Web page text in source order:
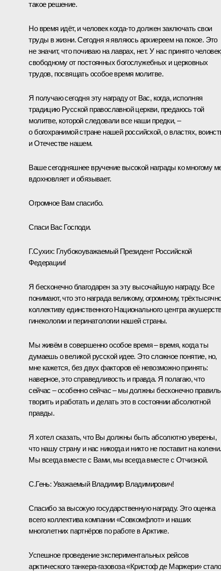
такое решение.
Но время идёт, и человек когда-то должен заключать свои
труды в жизни. Сегодня я являюсь архиереем на покое. Это
не значит, что почиваю на лаврах, нет. У нас принято
свободному от постоянных богослужебных и церковных
трудов, посвящать особое время молитве.
Я получаю сегодня эту награду от Вас, когда, исполняя
традицию Русской православной церкви, предаюсь той
молитве, которой следовали все наши предки, –
о богохранимой стране нашей российской, о властях,
и Отечестве нашем.
Ваше сегодняшнее вручение высокой награды ко многому
вдохновляет и обязывает.
Огромное Вам спасибо.
Спаси Вас Господи.
Г.Сухих: Глубокоуважаемый Президент Российской
Федерации!
Я бесконечно благодарен за эту высочайшую награду. Все
понимают, что это награда великому, огромному,
коллективу единственного Национального центра
гинекологии и перинатологии нашей страны.
Мы живём в совершенно особое время – время, когда ты
думаешь о великой русской идее. Это сложное понятие, но,
мне кажется, без двух факторов её невозможно принять:
наверное, это справедливость и правда. Я полагаю, что
сейчас – особенно сейчас – мы должны бесконечно
творить и работать и делать это в состоянии абсолютной
правды.
Я хотел сказать, что Вы должны быть абсолютно уверены,
что нашу страну и нас никогда и никто не поставит на колени.
Мы всегда вместе с Вами, мы всегда вместе с Отчизной.
С.Гень: Уважаемый Владимир Владимирович!
Спасибо за высокую государственную награду. Это оценка
всего коллектива компании «Совкомфлот» и наших
многолетних партнёров по работе в Арктике.
Успешное проведение экспериментальных рейсов
арктического танкера-газовоза «Кристоф де Маржери» стало